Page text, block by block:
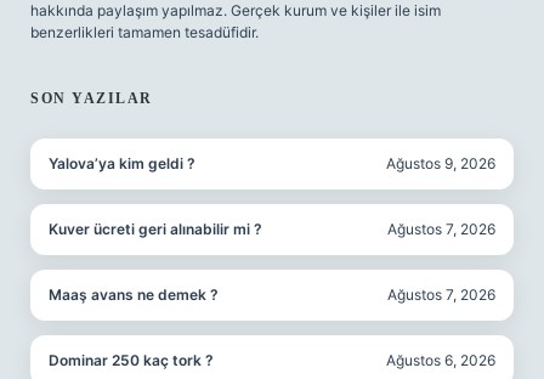
hakkında paylaşım yapılmaz. Gerçek kurum ve kişiler ile isim
benzerlikleri tamamen tesadüfidir.
SON YAZILAR
Yalova’ya kim geldi ? Ağustos 9, 2026
Kuver ücreti geri alınabilir mi ? Ağustos 7, 2026
Maaş avans ne demek ? Ağustos 7, 2026
Dominar 250 kaç tork ? Ağustos 6, 2026